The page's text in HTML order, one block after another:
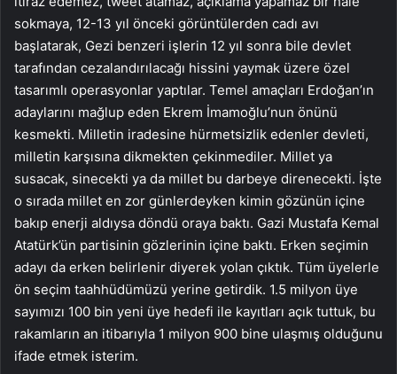
sokmaya, 12-13 yıl önceki görüntülerden cadı avı
başlatarak, Gezi benzeri işlerin 12 yıl sonra bile devlet
tarafından cezalandırılacağı hissini yaymak üzere özel
tasarımlı operasyonlar yaptılar. Temel amaçları Erdoğan’ın
adaylarını mağlup eden Ekrem İmamoğlu’nun önünü
kesmekti. Milletin iradesine hürmetsizlik edenler devleti,
milletin karşısına dikmekten çekinmediler. Millet ya
susacak, sinecekti ya da millet bu darbeye direnecekti. İşte
o sırada millet en zor günlerdeyken kimin gözünün içine
bakıp enerji aldıysa döndü oraya baktı. Gazi Mustafa Kemal
Atatürk’ün partisinin gözlerinin içine baktı. Erken seçimin
adayı da erken belirlenir diyerek yolan çıktık. Tüm üyelerle
ön seçim taahhüdümüzü yerine getirdik. 1.5 milyon üye
sayımızı 100 bin yeni üye hedefi ile kayıtları açık tuttuk, bu
rakamların an itibarıyla 1 milyon 900 bine ulaşmış olduğunu
ifade etmek isterim.